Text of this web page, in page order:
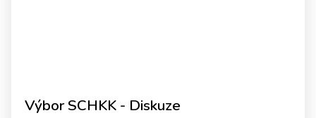
Výbor SCHKK - Diskuze